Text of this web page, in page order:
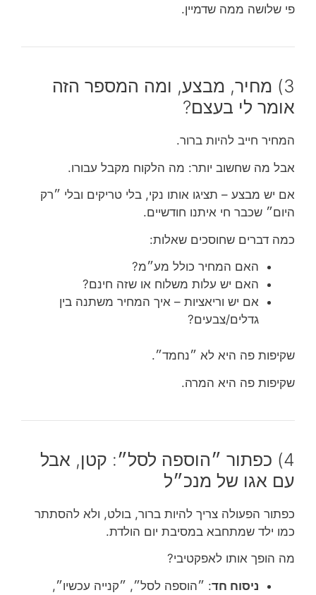
פי שלושה ממה שדמיין.
3) מחיר, מבצע, ומה המספר הזה
אומר לי בעצם?
המחיר חייב להיות ברור.
אבל מה שחשוב יותר: מה הלקוח מקבל עבורו.
אם יש מבצע – תציגו אותו נקי, בלי טריקים ובלי ״רק
היום״ שכבר חי איתנו חודשיים.
כמה דברים שחוסכים שאלות:
האם המחיר כולל מע״מ?
האם יש עלות משלוח או שזה חינם?
אם יש וריאציות – איך המחיר משתנה בין
גדלים/צבעים?
שקיפות פה היא לא ״נחמד״.
שקיפות פה היא המרה.
4) כפתור ״הוספה לסל״: קטן, אבל
עם אגו של מנכ״ל
כפתור הפעולה צריך להיות ברור, בולט, ולא להסתתר
כמו ילד שמתחבא במסיבת יום הולדת.
מה הופך אותו לאפקטיבי?
ניסוח חד: ״הוספה לסל״, ״קנייה עכשיו״,